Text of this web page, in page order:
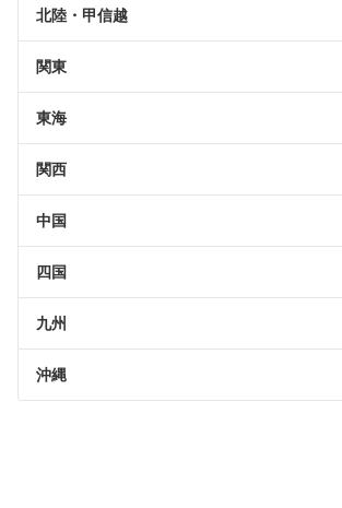
北陸・甲信越
関東
東海
関西
中国
四国
九州
沖縄